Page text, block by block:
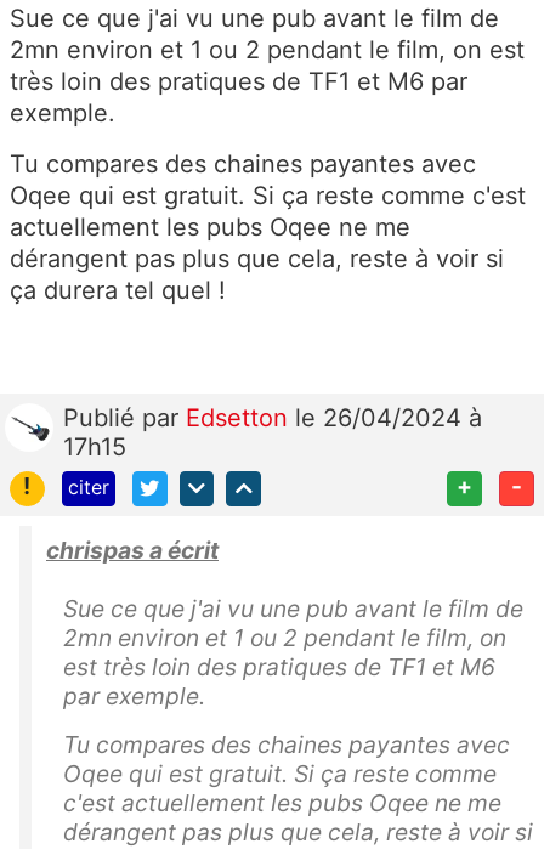
Sue ce que j'ai vu une pub avant le film de
2mn environ et 1 ou 2 pendant le film, on est
très loin des pratiques de TF1 et M6 par
exemple.
Tu compares des chaines payantes avec
Oqee qui est gratuit. Si ça reste comme c'est
actuellement les pubs Oqee ne me
dérangent pas plus que cela, reste à voir si
ça durera tel quel !
Publié par Edsetton le 26/04/2024 à
17h15
!
citer + -
chrispas a écrit
Sue ce que j'ai vu une pub avant le film de
2mn environ et 1 ou 2 pendant le film, on
est très loin des pratiques de TF1 et M6
par exemple.
Tu compares des chaines payantes avec
Oqee qui est gratuit. Si ça reste comme
c'est actuellement les pubs Oqee ne me
dérangent pas plus que cela, reste à voir si